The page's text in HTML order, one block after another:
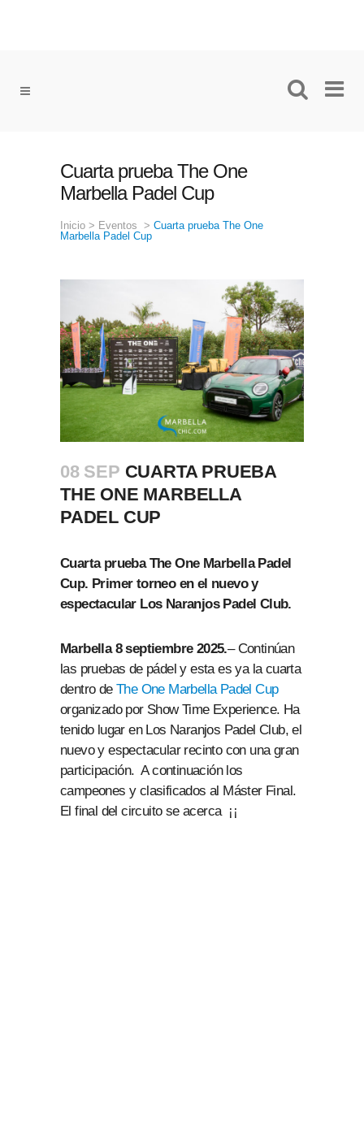
Cuarta prueba The One
Marbella Padel Cup
Inicio > Eventos > Cuarta prueba The One
Marbella Padel Cup
08 SEP CUARTA PRUEBA
THE ONE MARBELLA
PADEL CUP
Cuarta prueba The One Marbella Padel
Cup. Primer torneo en el nuevo y
espectacular Los Naranjos Padel Club.
Marbella 8 septiembre 2025.– Continúan
las pruebas de pádel y esta es ya la cuarta
dentro deThe One Marbella Padel Cup
organizado por Show Time Experience. Ha
tenido lugar en Los Naranjos Padel Club, el
nuevo y espectacular recinto con una gran
participación. A continuación los
campeones y clasificados al Máster Final.
El final del circuito se acerca ¡¡